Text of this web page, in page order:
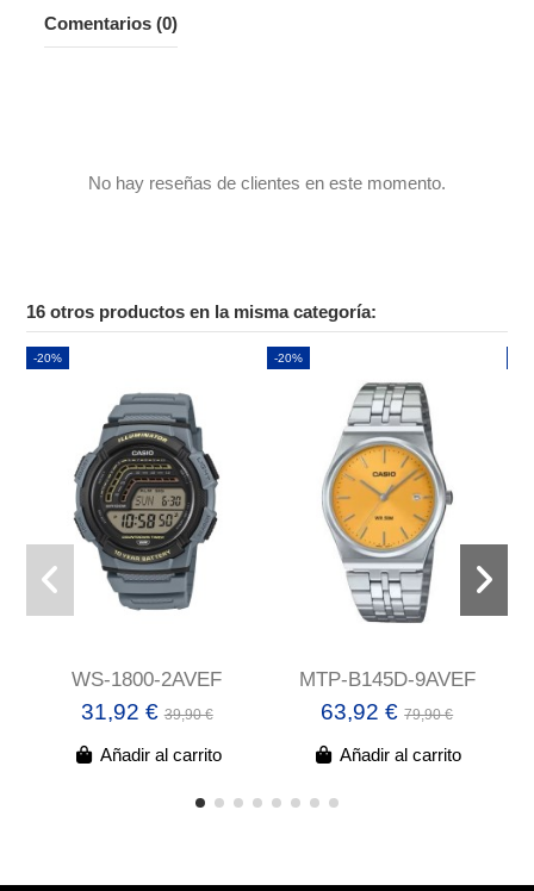
Comentarios (0)
No hay reseñas de clientes en este momento.
16 otros productos en la misma categoría:
-20%
WS-1800-2AVEF
31,92 €39,90 €
Añadir al carrito
-20%
MTP-B145D-9AVEF
63,92 €79,90 €
Añadir al carrito